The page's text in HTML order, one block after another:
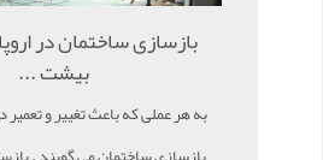
بازسازی ساختمان در
بیشت ...
به هر عملی که باعث تغییر و